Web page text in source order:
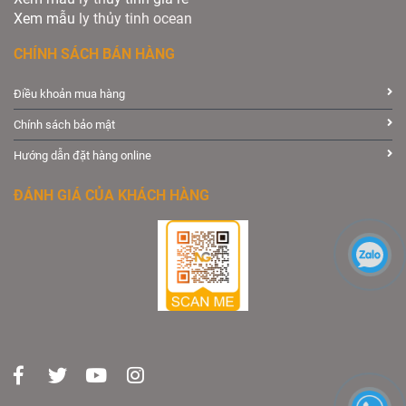
Xem mẫu ly thủy tinh ocean
CHÍNH SÁCH BÁN HÀNG
Điều khoản mua hàng
Chính sách bảo mật
Hướng dẫn đặt hàng online
ĐÁNH GIÁ CỦA KHÁCH HÀNG